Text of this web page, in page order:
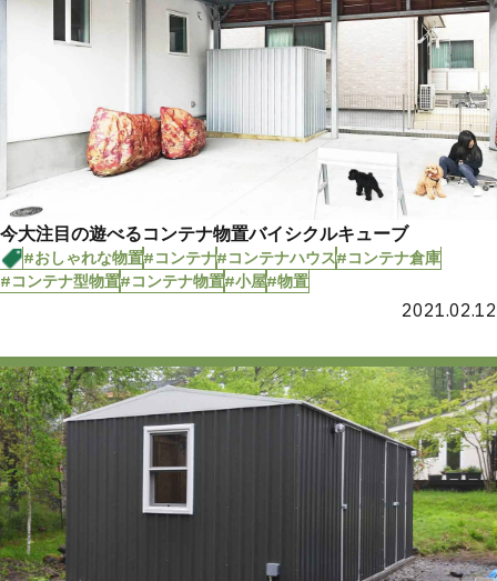
今大注目の遊べるコンテナ物置バイシクルキューブ
#おしゃれな物置#コンテナ#コンテナハウス#コンテナ倉庫
#コンテナ型物置#コンテナ物置#小屋#物置
2021.02.12